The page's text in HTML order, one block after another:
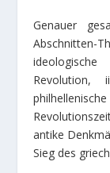
Genauer
Abschnitten-
antike
Sieg des